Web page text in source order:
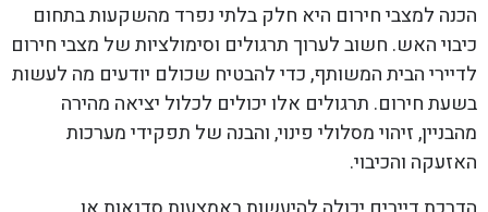
הכנה למצבי חירום היא חלק בלתי נפרד מהשקעות בתחום
כיבוי האש. חשוב לערוך תרגולים וסימולציות של מצבי חירום
לדיירי הבית המשותף, כדי להבטיח שכולם יודעים מה לעשות
בשעת חירום. תרגולים אלו יכולים לכלול יציאה מהירה
מהבניין, זיהוי מסלולי פינוי, והבנה של תפקידי מערכות
האזעקה והכיבוי.